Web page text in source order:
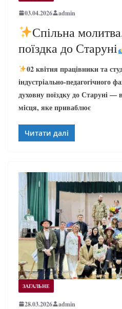
03.04.2026 admin
Спільна
поїздка до Старуні
02 квітня працівники та
індустріально-педагогічного
духовну поїздку до Старуні —
місця, яке приваблює
Читати далі
ЗАГАЛЬНЕ
28.03.2026 admin